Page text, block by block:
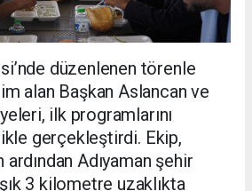
düzenlenen törenle
alan Başkan Aslancan ve
ilk programlarını
gerçekleştirdi. Ekip,
ardından Adıyaman şehir
3 kilometre uzaklıkta